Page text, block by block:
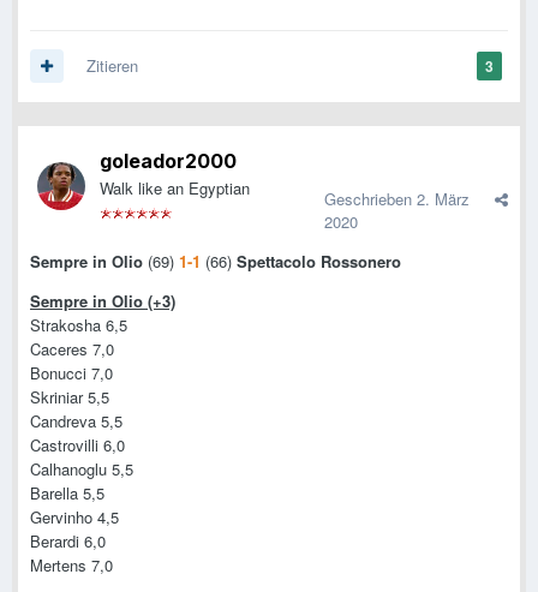
3
Zitieren
goleador2000
Walk like an Egyptian Geschrieben 2. März
2020
Sempre in Olio (69) 1-1 (66) Spettacolo Rossonero
Sempre in Olio (+3)
Strakosha 6,5
Caceres 7,0
Bonucci 7,0
Skriniar 5,5
Candreva 5,5
Castrovilli 6,0
Calhanoglu 5,5
Barella 5,5
Gervinho 4,5
Berardi 6,0
Mertens 7,0